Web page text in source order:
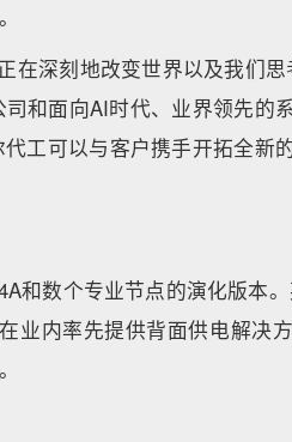
在深刻地改变世界以及我们思
司和面向AI时代、业界领先
工可以与客户携手开拓全新
和数个专业节点的演化版本
业内率先提供背面供电解决